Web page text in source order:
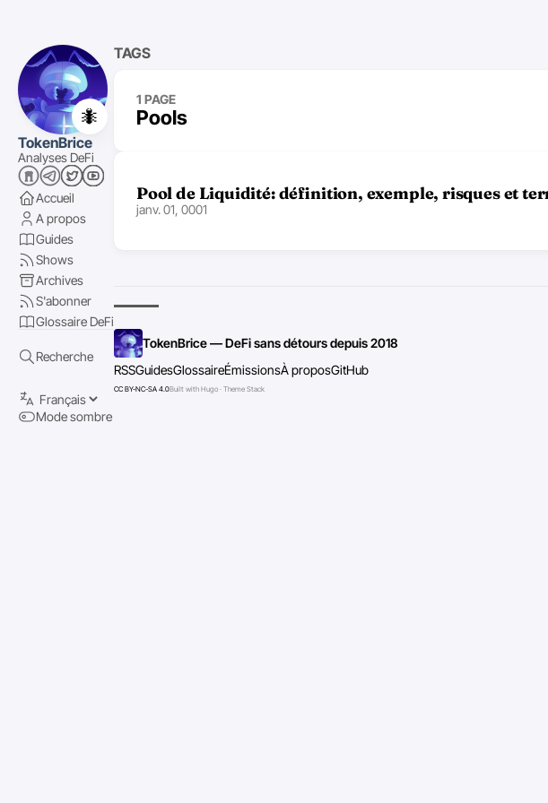
🐜
TokenBrice
Analyses DeFi
Accueil
A propos
Guides
Shows
Archives
S'abonner
Glossaire DeFi
Recherche
Mode sombre
TAGS
1 PAGE
Pools
Pool de Liquidité: définition, exemple, risques et
janv. 01, 0001
TokenBrice — DeFi sans détours depuis 2018
RSSGuidesGlossaireÉmissionsÀ proposGitHub
CC BY-NC-SA 4.0Built with Hugo · Theme Stack